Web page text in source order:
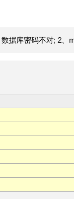
据库密码不对; 2、